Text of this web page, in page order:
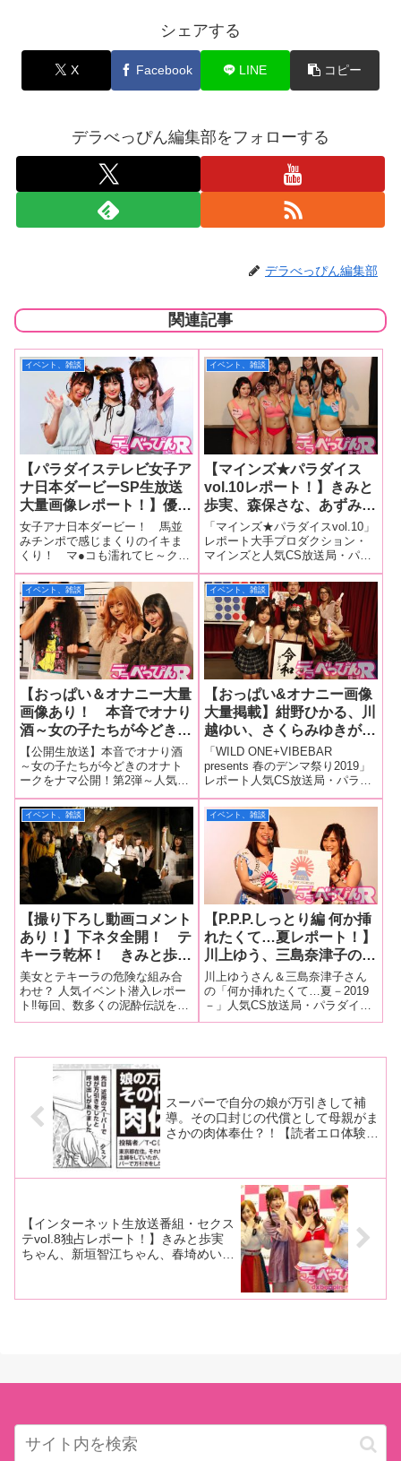
シェアする
X Facebook LINE コピー
デラべっぴん編集部をフォローする
デラべっぴん編集部
関連記事
イベント、雑談
【パラダイステレビ女子ア
ナ日本ダービーSP生放送
大量画像レポート！】優梨
まいな、逢見リカ、花音う
ららのパラダイステレビ女
子アナがエッチな体力測定
でイキまくり！【おっぱ
い・電マオナニー画像あ
り！】
女子アナ日本ダービー！ 馬並
みチンポで感じまくりのイキま
くり！ マ●コも濡れてヒ～クヒ
クッ！人気CS放送局・パラダイ
ステレビで女子アナウンサーを
務めるセクシー女優の優梨まい
なちゃん、逢見リカちゃん、そ
して4月に入社したばかりの花音
うららちゃ
イベント、雑談
【マインズ★パラダイス
vol.10レポート！】きみと
歩実、森保さな、あずみひ
な、一ノ瀬恋、北乃みれ
い、春乃菜乃花、藤本理
玖、藤井林檎が下ネタ全開
トークで爆発！ エッチな
ゲームではフェラ顔、騎乗
位を大公開！
「マインズ★パラダイスvol.10」
レポート大手プロダクション・
マインズと人気CS放送局・パラ
ダイステレビがタッグを組んだ
イベント「マインズ★パラダイ
スvol.10」が5月31日、新宿レフ
カダで開催。奇数月に開催され
ている同イベントは毎回、
イベント、雑談
【おっぱい＆オナニー大量
画像あり！ 本音でオナり
酒～女の子たちが今どきの
オナトークをナマ公開！～
レポート！】岬あずさ、豊
中アリスがプライベートオ
ナニーを全告白！ 生放送
ではおっぱい丸出しオナニ
ーで激イキ！
【公開生放送】本音でオナり酒
～女の子たちが今どきのオナト
ークをナマ公開！第2弾～人気
CS放送局のパラダイステレビは
毎週木曜日、20時から生放送を
行い視聴者をオナニーに導いて
いますが、その生放送とレフカ
ダ新宿でのイベントが合体！11
月12日、
イベント、雑談
【おっぱい&オナニー画像
大量掲載】紺野ひかる、川
越ゆい、さくらみゆきがア
ダルトグッズで2時間イキ
まくり大昇天！【パラダイ
ステレビ超過激生放送潜入
レポート】
「WILD ONE+VIBEBAR
presents 春のデンマ祭り2019」
レポート人気CS放送局・パラダ
イステレビで昨年の4月と9月に
放送された超過激生放送「WILD
ONE+VIBEBAR presents 春のデ
ンマ祭り」がみたび行
イベント、雑談
【撮り下ろし動画コメント
あり！】下ネタ全開！ テ
キーラ乾杯！ きみと歩実
ちゃん、尾上若葉ちゃん、
はるのるみちゃん、瀬乃ひ
なたちゃん、清本玲奈ちゃ
んが泥酔ナイトで本音をポ
ひかるちゃんと涼海みさち
ゃんに会場も興奮!!
美女とテキーラの危険な組み合
わせ？ 人気イベント潜入レポー
ト‼︎毎回、数多くの泥酔伝説を残
している大手AVプロダクショ
と泥酔ナイト vol.4」が4月24
日、ネイキッドロフトで行われ
イベント、雑談
【P.P.P.しっとり編 何か挿
れたくて…夏レポート！】
川上ゆう、三島奈津子のカ
リスマ熟女がAV作品をプ
レゼン！ 王道ドラマ作品
VS話題のあの人を起用し
たドキュメント作品に会場
川上ゆうさん＆三島奈津子さん
の「何か挿れたくて…夏－2019
－」人気CS放送局・パラダイス
テレビの提供イベント「P.P.Pし
スーパーで自分の娘が万引きして補
導。その口封じの代償として母親がま
さかの肉体奉仕？！【読者エロ体験マ
【インターネット生放送番組・セクス
テvol.8独占レポート！】きみと歩実
ちゃん、新垣智江ちゃん、春埼めいち
が番組で大活躍！